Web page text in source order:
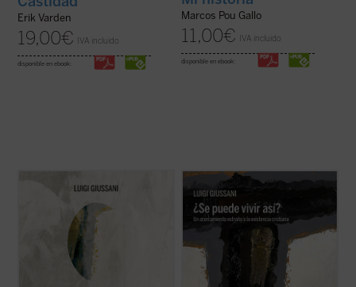
Erik Varden
19,00€ IVA incluido
disponible en ebook:
Marcos Pou Gallo
11,00€ IVA incluido
disponible en ebook:
(verdaderamente) vivir así?propone
Este primer volumen, en palabras de
Giussani, transita por estos tres senderos:
«fe, certeza de una presencia; ...
Un libro en el que el genio del autor brilla
especialmente, en un recorrido
humanamente razonable y atractivo a
través de los conceptos principales que
describen la existencia cristiana: fe
(libertad, obediencia), esperanza (pobreza,
confianza) y ...
(ver ficha)